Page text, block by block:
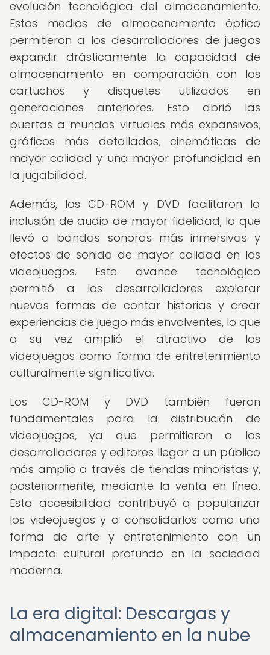
evolución tecnológica del almacenamiento.
Estos medios de almacenamiento óptico
permitieron a los desarrolladores de juegos
expandir drásticamente la capacidad de
almacenamiento en comparación con los
cartuchos y disquetes utilizados en
generaciones anteriores. Esto abrió las
puertas a mundos virtuales más expansivos,
gráficos más detallados, cinemáticas de
mayor calidad y una mayor profundidad en
la jugabilidad.
Además, los CD-ROM y DVD facilitaron la
inclusión de audio de mayor fidelidad, lo que
llevó a bandas sonoras más inmersivas y
efectos de sonido de mayor calidad en los
videojuegos. Este avance tecnológico
permitió a los desarrolladores explorar
nuevas formas de contar historias y crear
experiencias de juego más envolventes, lo que
a su vez amplió el atractivo de los
videojuegos como forma de entretenimiento
culturalmente significativa.
Los CD-ROM y DVD también fueron
fundamentales para la distribución de
videojuegos, ya que permitieron a los
desarrolladores y editores llegar a un público
más amplio a través de tiendas minoristas y,
posteriormente, mediante la venta en línea.
Esta accesibilidad contribuyó a popularizar
los videojuegos y a consolidarlos como una
forma de arte y entretenimiento con un
impacto cultural profundo en la sociedad
moderna.
La era digital: Descargas y
almacenamiento en la nube